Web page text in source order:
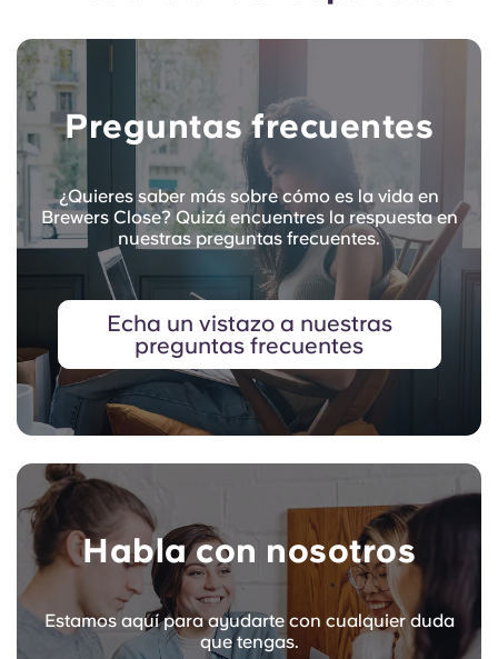
Preguntas frecuentes
¿Quieres saber más sobre cómo es la vida en
Brewers Close? Quizá encuentres la respuesta en
nuestras preguntas frecuentes.
Echa un vistazo a nuestras
preguntas frecuentes
Habla con nosotros
Estamos aquí para ayudarte con cualquier duda
que tengas.